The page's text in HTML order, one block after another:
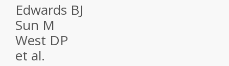
Edwards BJ
Sun M
West DP
et al.